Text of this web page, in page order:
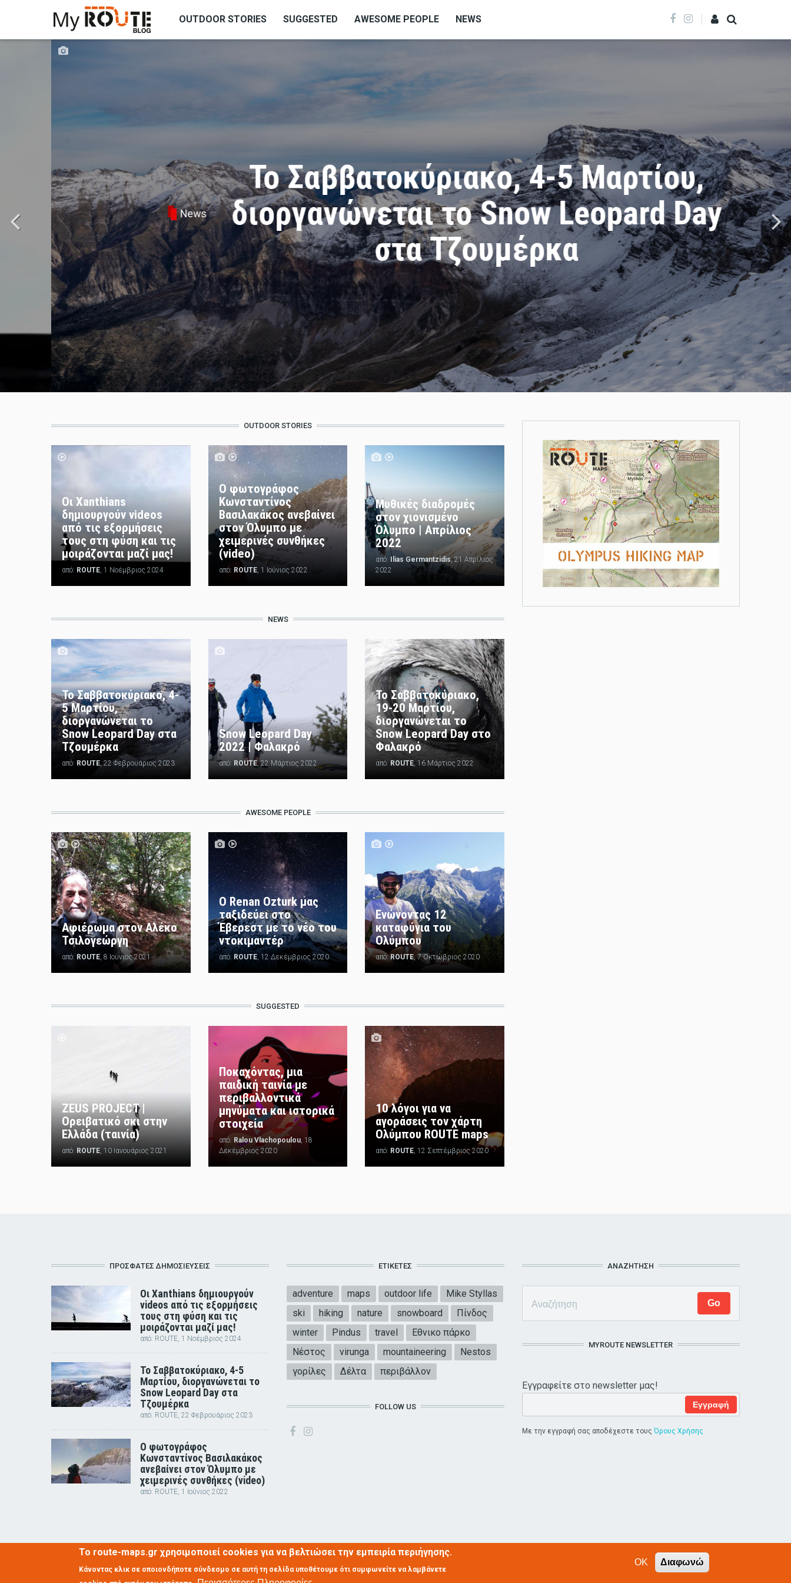
OUTDOOR STORIES SUGGESTED AWESOME PEOPLE NEWS
ΑΝΑΖΗΤΗΣΗ
News
Το Σαββατοκύριακο, 4-5 Μαρτίου,
διοργανώνεται το Snow Leopard Day
στα Τζουμέρκα
OUTDOOR STORIES
Οι Xanthians
δημιουργούν videos
από τις εξορμήσεις
τους στη φύση και τις
μοιράζονται μαζί μας!
από: ROUTE , 1 Νοέμβριος 2024
Ο φωτογράφος
Κωνσταντίνος
Βασιλακάκος ανεβαίνει
στον Όλυμπο με
χειμερινές συνθήκες
(video)
από: ROUTE, 1 Ιούνιος 2022
Μυθικές διαδρομές
στον χιονισμένο
Όλυμπο | Απρίλιος
2022
από: Ilias Germantzidis, 21 Απρίλιος
2022
NEWS
Το Σαββατοκύριακο, 4-
5 Μαρτίου,
διοργανώνεται το
Snow Leopard Day στα
Τζουμέρκα
από: ROUTE, 22 Φεβρουάριος 2023
Snow Leopard Day
2022 | Φαλακρό
από: ROUTE, 22 Μάρτιος 2022
Το Σαββατοκύριακο,
19-20 Μαρτίου,
διοργανώνεται το
Snow Leopard Day στο
Φαλακρό
από: ROUTE, 16 Μάρτιος 2022
AWESOME PEOPLE
Αφιέρωμα στον Αλέκο
Τσιλογεώργη
από: ROUTE, 8 Ιούνιος 2021
Ο Renan Ozturk μας
ταξιδεύει στο
Έβερεστ με το νέο του
ντοκιμαντέρ
από: ROUTE, 12 Δεκέμβριος 2020
Ενώνοντας 12
καταφύγια του
Ολύμπου
από:ROUTE, 7 Οκτώβριος 2020
SUGGESTED
ZEUS PROJECT |
Ορειβατικό σκι στην
Ελλάδα (ταινία)
από: ROUTE , 10 Ιανουάριος 2021
Ποκαχόντας, μια
παιδική ταινία με
περιβαλλοντικά
μηνύματα και ιστορικά
στοιχεία
από: Ralou Vlachopoulou, 18
Δεκέμβριος 2020
10 λόγοι για να
αγοράσεις τον χάρτη
Ολύμπου ROUTE maps
από: ROUTE , 12 Σεπτέμβριος 2020
ΠΡΟΣΦΑΤΕΣ ΔΗΜΟΣΙΕΥΣΕΙΣ
Οι Xanthians δημιουργούν
videos από τις εξορμήσεις
τους στη φύση και τις
μοιράζονται μαζί μας!
από: ROUTE , 1 Νοέμβριος 2024
Το Σαββατοκύριακο, 4-5
Μαρτίου, διοργανώνεται το
Snow Leopard Day στα
Τζουμέρκα
από: ROUTE , 22 Φεβρουάριος 2023
Ο φωτογράφος
Κωνσταντίνος Βασιλακάκος
ανεβαίνει στον Όλυμπο με
χειμερινές συνθήκες (video)
από: ROUTE , 1 Ιούνιος 2022
ΕΤΙΚΈΤΕΣ
adventure maps outdoor life
Mike Styllas
ski
hiking nature snowboard
Πίνδος
winter
Pindus travel
Εθνικο πάρκο
Νέστος
virunga mountaineering
Nestos
γορίλες
Δέλτα περιβάλλον
FOLLOW US
ΑΝΑΖΗΤΗΣΗ
MYROUTE NEWSLETTER
Εγγραφείτε στο newsletter μας!
Με την εγγραφή σας αποδέχεστε τους Όρους Χρήσης
2018 © My Route Όροι Χρήσης Επικοινωνία
Το route-maps.gr χρησιμοποιεί cookies για να βελτιώσει την εμπειρία περιήγησης.
Κάνοντας κλικ σε οποιονδήποτε σύνδεσμο σε αυτή τη σελίδα υποθέτουμε ότι συμφωνείτε να λαμβάνετε
OK Διαφωνώ